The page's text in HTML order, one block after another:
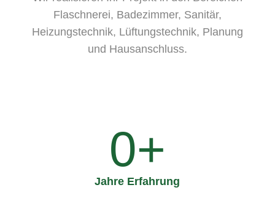
Flaschnerei, Badezimmer, Sanitär,
Heizungstechnik, Lüftungstechnik, Planung
und Hausanschluss.
0+
Jahre Erfahrung